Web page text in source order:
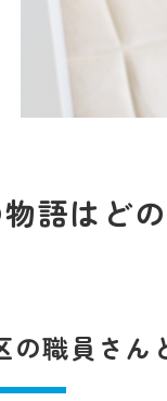
語はど
の職員さん